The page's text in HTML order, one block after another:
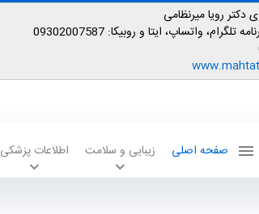
دکتر رویا میرنظامی
واتساپ، ایتا و روبیکا: 09302007587
صفحه اصلی زیبایی و سلامت اطلاعات پزشکی